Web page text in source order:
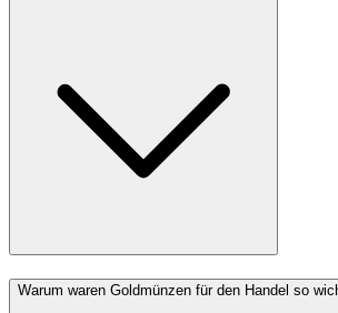
Warum waren Goldmünzen für den Handel so